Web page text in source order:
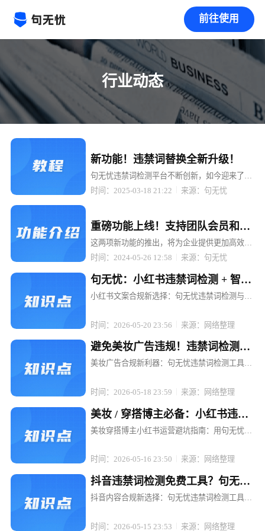
前往使用
行业动态
新功能！违禁词替换全新升级！
句无忧违禁词检测平台不断创新，如今迎来了重
大升级 —— 检测出来的违禁词可以一键替换成
时间：2025-03-18 21:22 来源：句无忧
重磅功能上线！支持团队会员和
API接口，助力企业高效管理与智
能检测！
这两项新功能的推出，将为企业提供更加高效、
便捷的违禁词检测服务，助力企业轻松应对内容
时间：2024-05-26 12:58 来源：句无忧
句无忧：小红书违禁词检测 + 智能
替换，文案不打折
小红书文案合规新选择：句无忧违禁词检测与智
望通过优质内容吸引粉丝、提升转化。然而，违
禁词的存在却像一颗颗隐形的地雷...
时间：2026-05-20 23:56 来源：网络整理
避免美妆广告违规！违禁词检测工
具句无忧强烈推荐
美妆广告合规新利器：句无忧违禁词检测工具，
放已成为品牌推广的重要手段。然而，随着广告
法的日益严格和各平台规则的不断更新，美妆广
告中的违禁词问题成了众多品牌和...
时间：2026-05-18 23:59 来源：网络整理
美妆 / 穿搭博主必备：小红书违禁
词检测工具句无忧
美妆穿搭博主小红书运营避坑指南：用句无忧搞
记可能因一句"最显瘦"被限流，一场美妆直播可
能因"美白神器"被平台下架。对于依赖内容输出
的美妆穿搭博主而言，违禁词...
时间：2026-05-16 23:50 来源：网络整理
抖音违禁词检测免费工具？句无忧
满足合规需求
抖音内容合规新选择：句无忧违禁词检测工具，
发展的当下，内容创作者和电商运营者们面临着
时间：2026-05-15 23:53 来源：网络整理